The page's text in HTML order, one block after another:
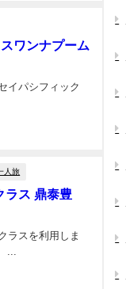
ワンナプーム
人旅
ラス 鼎泰豊
ラスを利用しま